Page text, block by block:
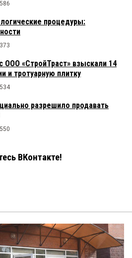
586
процедуры:
373
ООО «СтройТраст» взыскали 14
и тротуарную плитку
534
разрешило продавать
550
ВКонтакте!